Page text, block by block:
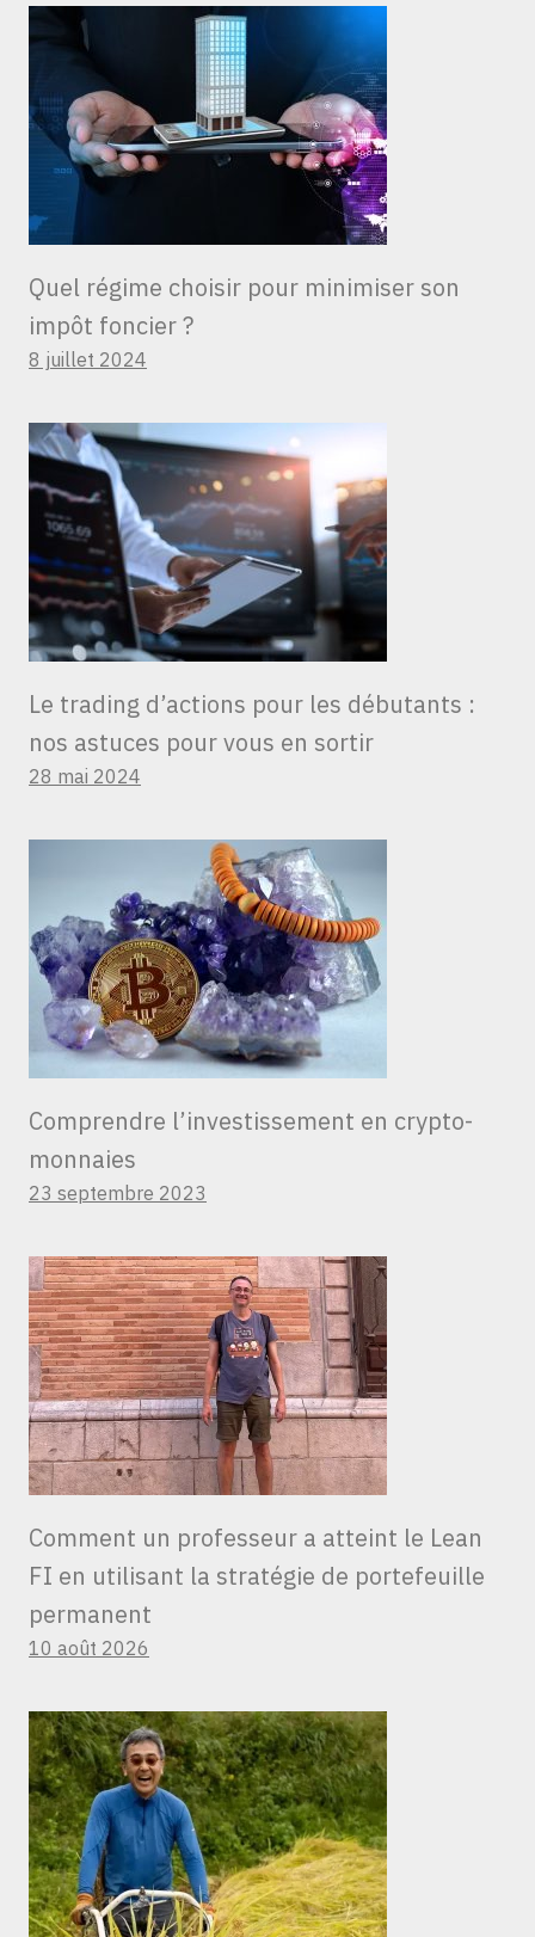
Quel régime choisir pour minimiser son
impôt foncier ?
8 juillet 2024
Le trading d’actions pour les débutants :
nos astuces pour vous en sortir
28 mai 2024
Comprendre l’investissement en crypto-
monnaies
23 septembre 2023
Comment un professeur a atteint le Lean
FI en utilisant la stratégie de portefeuille
permanent
10 août 2026